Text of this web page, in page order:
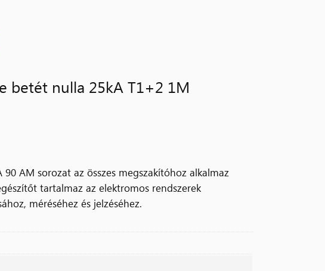
betét nulla 25kA T1+2 1M
AM sorozat az összes megszakítóhoz alkalmaz
tartalmaz az elektromos rendszerek
méréséhez és jelzéséhez.